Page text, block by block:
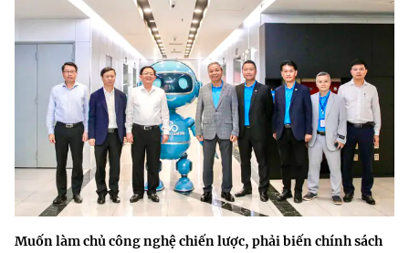
Muốn làm chủ công nghệ chiến lược, phải biến chính sách